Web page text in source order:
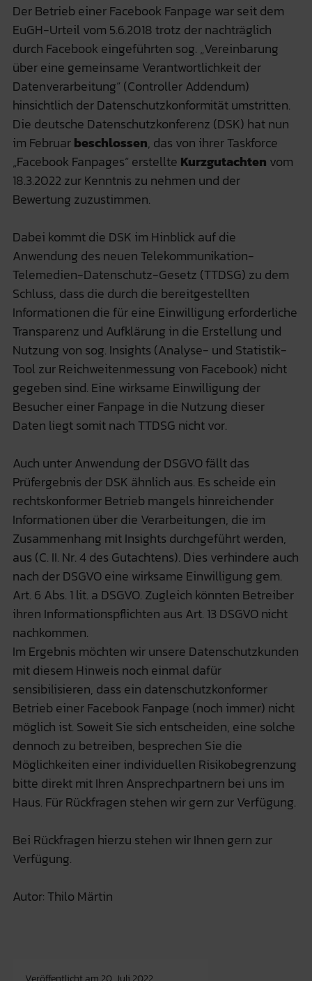
Der Betrieb einer Facebook Fanpage war seit dem
EuGH-Urteil vom 5.6.2018 trotz der nachträglich
durch Facebook eingeführten sog. „Vereinbarung
über eine gemeinsame Verantwortlichkeit der
Datenverarbeitung“ (Controller Addendum)
hinsichtlich der Datenschutzkonformität umstritten.
Die deutsche Datenschutzkonferenz (DSK) hat nun
im Februarbeschlossen, das von ihrer Taskforce
„Facebook Fanpages“ erstellte Kurzgutachten vom
18.3.‌2022 zur Kenntnis zu nehmen und der
Bewertung zuzustimmen.
Dabei kommt die DSK im Hinblick auf die
Anwendung des neuen Telekommunikation-
Telemedien-Datenschutz-Gesetz (TTDSG) zu dem
Schluss, dass die durch die bereitgestellten
Informationen die für eine Einwilligung erforderliche
Transparenz und Aufklärung in die Erstellung und
Nutzung von sog. Insights (Analyse- und Statistik-
Tool zur Reichweitenmessung von Facebook) nicht
gegeben sind. Eine wirksame Einwilligung der
Besucher einer Fanpage in die Nutzung dieser
Daten liegt somit nach TTDSG nicht vor.
Auch unter Anwendung der DSGVO fällt das
Prüfergebnis der DSK ähnlich aus. Es scheide ein
rechtskonformer Betrieb mangels hinreichender
Informationen über die Verarbeitungen, die im
Zusammenhang mit Insights durchgeführt werden,
aus (C. II. Nr. 4 des Gutachtens). Dies verhindere auch
nach der DSGVO eine wirksame Einwilligung gem.
Art. 6 Abs. 1 lit. a DSGVO. Zugleich könnten Betreiber
ihren Informationspflichten aus Art. 13 DSGVO nicht
nachkommen.
Im Ergebnis möchten wir unsere Datenschutzkunden
mit diesem Hinweis noch einmal dafür
sensibilisieren, dass ein datenschutzkonformer
Betrieb einer Facebook Fanpage (noch immer) nicht
möglich ist. Soweit Sie sich entscheiden, eine solche
dennoch zu betreiben, besprechen Sie die
Möglichkeiten einer individuellen Risikobegrenzung
bitte direkt mit Ihren Ansprechpartnern bei uns im
Haus. Für Rückfragen stehen wir gern zur Verfügung.
Bei Rückfragen hierzu stehen wir Ihnen gern zur
Verfügung.
Autor: Thilo Märtin